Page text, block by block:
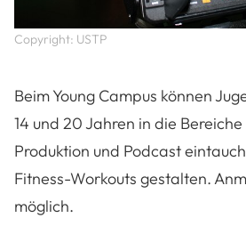
Copyright: USTP
Beim Young Campus können
14 und 20 Jahren in die
Produktion und Podcast
Fitness-Workouts gestalten.
möglich.